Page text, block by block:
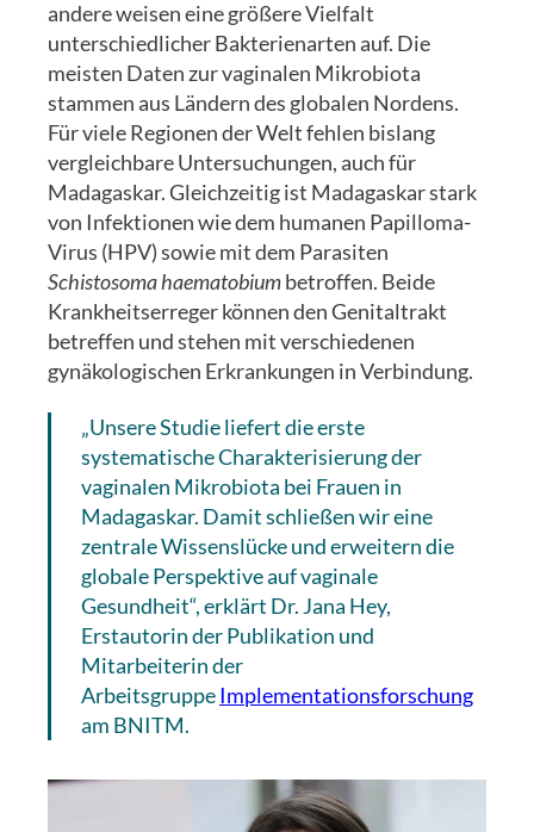
andere weisen eine größere Vielfalt
unterschiedlicher Bakterienarten auf. Die
meisten Daten zur vaginalen Mikrobiota
stammen aus Ländern des globalen Nordens.
Für viele Regionen der Welt fehlen bislang
vergleichbare Untersuchungen, auch für
Madagaskar. Gleichzeitig ist Madagaskar stark
von Infektionen wie dem humanen Papilloma-
Virus (HPV) sowie mit dem Parasiten
Schistosoma haematobiumbetroffen. Beide
Krankheitserreger können den Genitaltrakt
betreffen und stehen mit verschiedenen
gynäkologischen Erkrankungen in Verbindung.
„Unsere Studie liefert die erste
systematische Charakterisierung der
vaginalen Mikrobiota bei Frauen in
Madagaskar. Damit schließen wir eine
zentrale Wissenslücke und erweitern die
globale Perspektive auf vaginale
Gesundheit“, erklärt Dr. Jana Hey,
Erstautorin der Publikation und
Mitarbeiterin der
ArbeitsgruppeImplementationsforschung
am BNITM.